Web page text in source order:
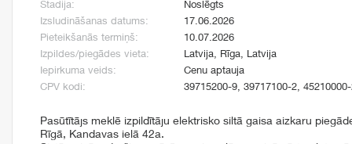
Stadija:
Noslēgts
Izsludināšanas datums:
17.06.2026
Pieteikšanās termiņš:
10.07.2026
Izpildes/piegādes vieta:
Latvija, Rīga, Latvija
Iepirkuma veids:
Cenu aptauja
CPV kodi:
39715200-9, 39717100-2,
Pasūtītājs meklē izpildītāju elektrisko siltā gaisa aizkaru
Rīgā, Kandavas ielā 42a.